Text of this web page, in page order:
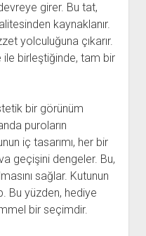
girer. Bu tat,
kaynaklanır.
yolculuğuna çıkarır.
birleştiğinde, tam bir
bir görünüm
puroların
iç tasarımı, her bir
geçişini dengeler. Bu,
sağlar. Kutunun
Bu yüzden, hediye
bir seçimdir.